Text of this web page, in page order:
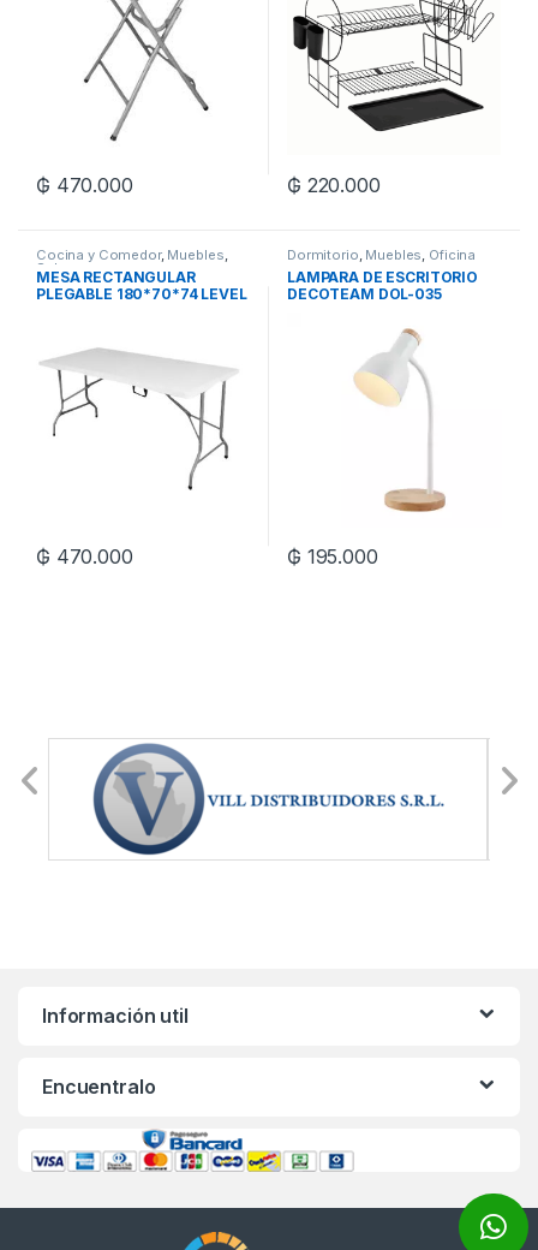
₲ 470.000 ₲ 220.000
Cocina y Comedor, Muebles,
Sala
MESA RECTANGULAR
PLEGABLE 180*70*74 LEVEL
₲ 470.000
Dormitorio, Muebles, Oficina
LAMPARA DE ESCRITORIO
DECOTEAM DOL-035
₲ 195.000
Información util
Encuentralo